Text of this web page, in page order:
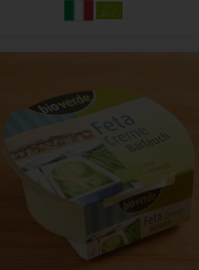
125g
3,79